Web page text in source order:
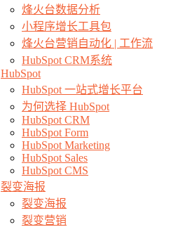
烽火台数据分析
小程序增长工具包
烽火台营销自动化 | 工作流
HubSpot CRM系统
HubSpot
HubSpot 一站式增长平台
为何选择 HubSpot
HubSpot CRM
HubSpot Form
HubSpot Marketing
HubSpot Sales
HubSpot CMS
裂变海报
裂变海报
裂变营销